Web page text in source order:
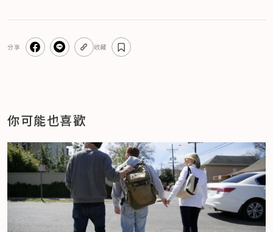
分享 收藏
你可能也喜歡